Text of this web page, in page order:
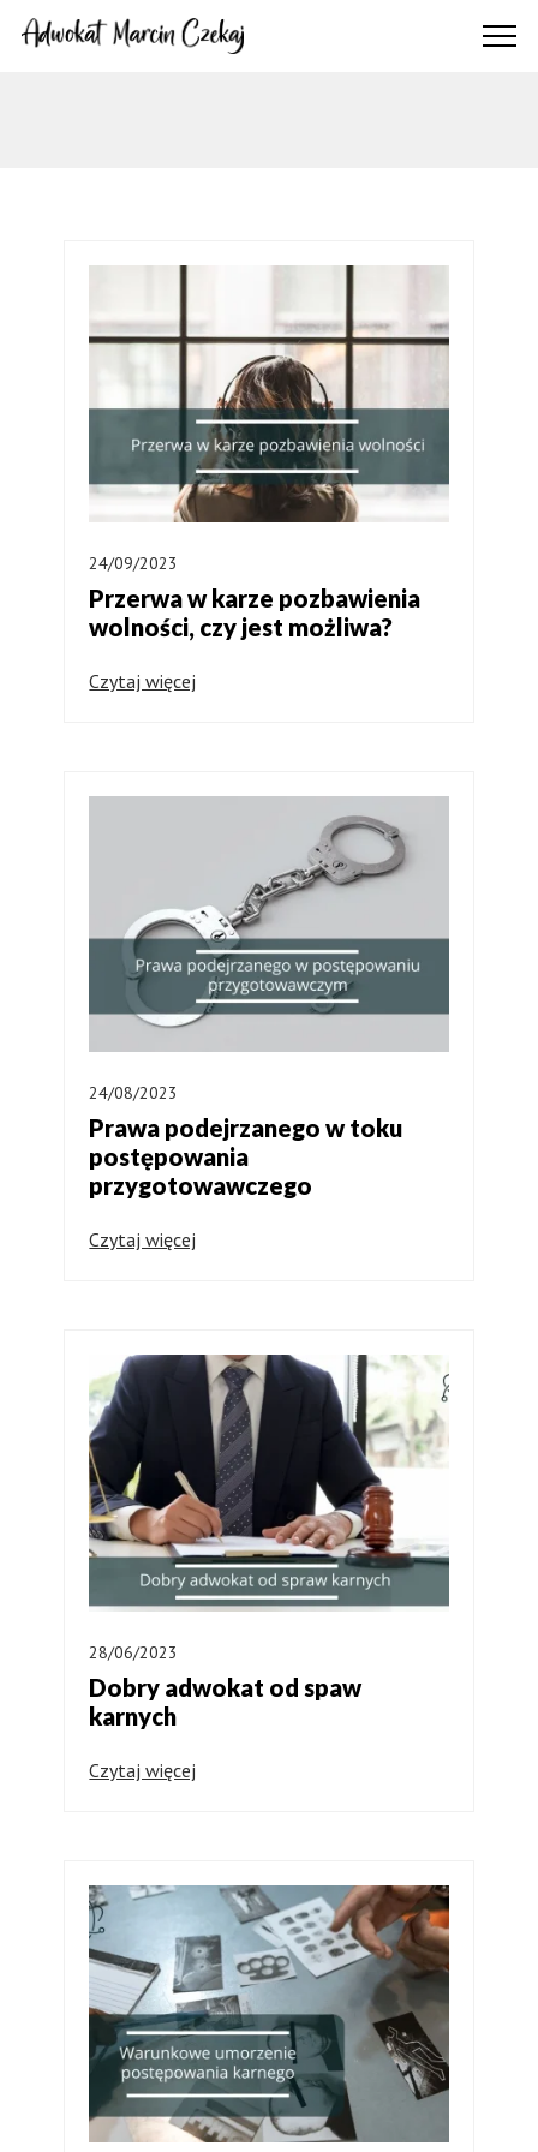
24/09/2023
Przerwa w karze pozbawienia
wolności, czy jest możliwa?
Czytaj więcej
24/08/2023
Prawa podejrzanego w toku
postępowania
przygotowawczego
Czytaj więcej
28/06/2023
Dobry adwokat od spaw
karnych
Czytaj więcej